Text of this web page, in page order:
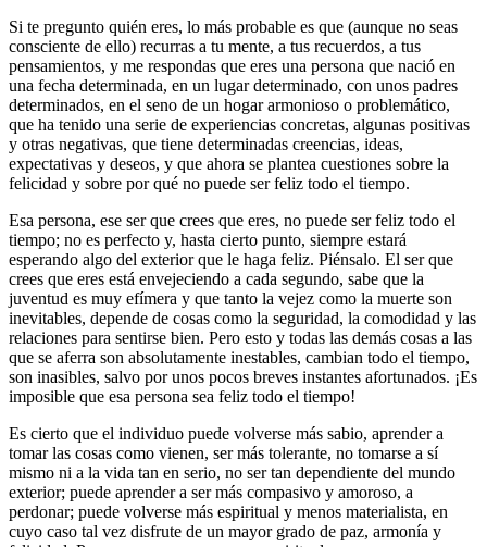
Si te pregunto quién eres, lo más probable es que (aunque no seas
consciente de ello) recurras a tu mente, a tus recuerdos, a tus
pensamientos, y me respondas que eres una persona que nació en
una fecha determinada, en un lugar determinado, con unos padres
determinados, en el seno de un hogar armonioso o problemático,
que ha tenido una serie de experiencias concretas, algunas positivas
y otras negativas, que tiene determinadas creencias, ideas,
expectativas y deseos, y que ahora se plantea cuestiones sobre la
felicidad y sobre por qué no puede ser feliz todo el tiempo.
Esa persona, ese ser que crees que eres, no puede ser feliz todo el
tiempo; no es perfecto y, hasta cierto punto, siempre estará
esperando algo del exterior que le haga feliz. Piénsalo. El ser que
crees que eres está envejeciendo a cada segundo, sabe que la
juventud es muy efímera y que tanto la vejez como la muerte son
inevitables, depende de cosas como la seguridad, la comodidad y las
relaciones para sentirse bien. Pero esto y todas las demás cosas a las
que se aferra son absolutamente inestables, cambian todo el tiempo,
son inasibles, salvo por unos pocos breves instantes afortunados. ¡Es
imposible que esa persona sea feliz todo el tiempo!
Es cierto que el individuo puede volverse más sabio, aprender a
tomar las cosas como vienen, ser más tolerante, no tomarse a sí
mismo ni a la vida tan en serio, no ser tan dependiente del mundo
exterior; puede aprender a ser más compasivo y amoroso, a
perdonar; puede volverse más espiritual y menos materialista, en
cuyo caso tal vez disfrute de un mayor grado de paz, armonía y